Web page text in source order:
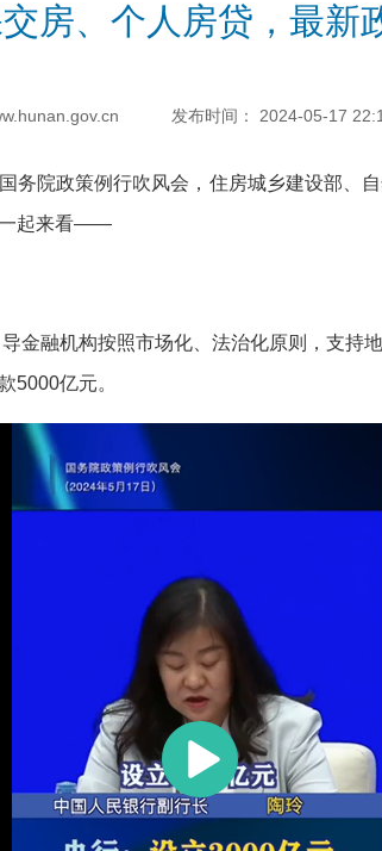
房、个人房贷，最新
发布时间： 2024-05-17
院政策例行吹风会，住房城乡建设部、
一起来看——
金融机构按照市场化、法治化原则，支持
5000亿元。